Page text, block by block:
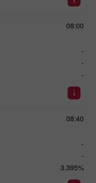
08:00
-
-
-
08:40
-
-
3.395%